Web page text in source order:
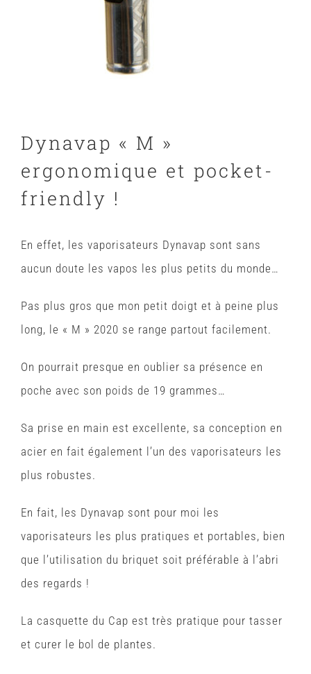
Dynavap « M »
ergonomique et pocket-
friendly !
En effet, les vaporisateurs Dynavap sont sans
aucun doute les vapos les plus petits du monde…
Pas plus gros que mon petit doigt et à peine plus
long, le « M » 2020 se range partout facilement.
On pourrait presque en oublier sa présence en
poche avec son poids de 19 grammes…
Sa prise en main est excellente, sa conception en
acier en fait également l’un des vaporisateurs les
plus robustes.
En fait, les Dynavap sont pour moi les
vaporisateurs les plus pratiques et portables, bien
que l’utilisation du briquet soit préférable à l’abri
des regards !
La casquette du Cap est très pratique pour tasser
et curer le bol de plantes.